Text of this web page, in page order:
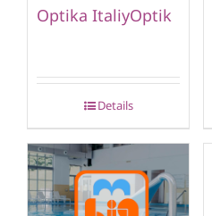
Optika ItaliyOptik
Details